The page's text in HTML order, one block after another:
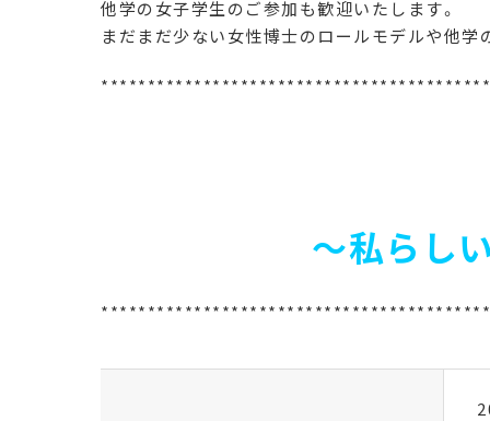
他学の女子学生のご参加も歓迎いたします。
まだまだ少ない女性博士のロールモデルや他
******************************
～私らし